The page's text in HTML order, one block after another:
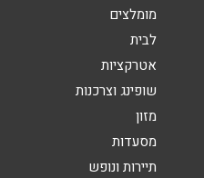
מומלצים
לבית
אטרקציות
שופינג וצרכנות
מזון
מסעדות
תיירות ונופש